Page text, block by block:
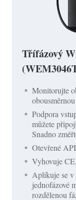
Třífázový
Monitorujte
Podpora
můžete
Snadno
Otevřené
Vyhovuje
Aplikuje se v
jednofázové
rozdělenou